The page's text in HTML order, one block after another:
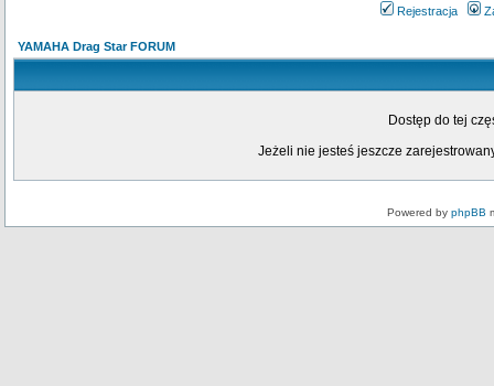
Rejestracja
YAMAHA Drag Star FORUM
Dostęp do tej
Jeżeli nie jesteś jeszcze
Powered by phpBB